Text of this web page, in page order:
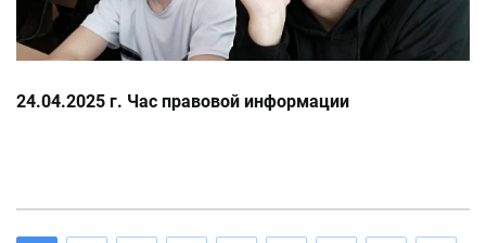
24.04.2025 г. Час правовой информации